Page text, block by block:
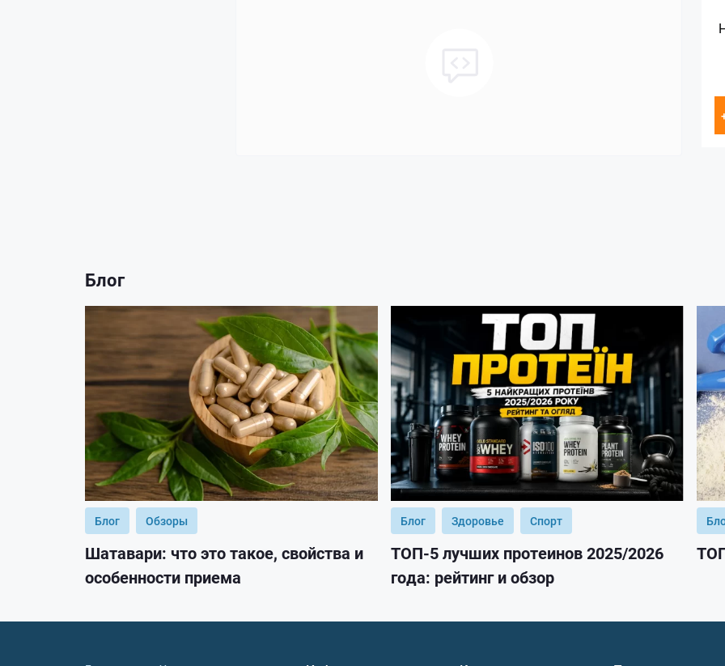
Блог
Блог Обзоры
Шатавари: что это такое, свойства и
особенности приема
Блог Здоровье Спорт
ТОП-5 лучших протеинов 2025/2026
года: рейтинг и обзор